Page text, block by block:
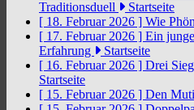
Traditionsduell
Startseite
[ 18. Februar 2026 ] Wie
[ 17. Februar 2026 ] Ein
Erfahrung
Startseite
[ 16. Februar 2026 ] Drei
Startseite
[ 15. Februar 2026 ] Den